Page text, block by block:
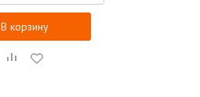
В корзину